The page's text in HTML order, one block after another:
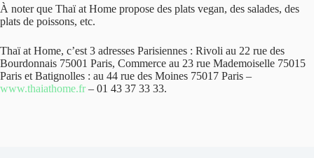
À noter que Thaï at Home propose des plats vegan, des salades, des
plats de poissons, etc.
Thaï at Home, c’est 3 adresses Parisiennes : Rivoli au 22 rue des
Bourdonnais 75001 Paris, Commerce au 23 rue Mademoiselle 75015
Paris et Batignolles : au 44 rue des Moines 75017 Paris –
www.thaiathome.fr– 01 43 37 33 33.